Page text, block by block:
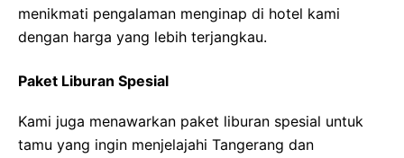
menikmati pengalaman menginap di hotel kami
dengan harga yang lebih terjangkau.
Paket Liburan Spesial
Kami juga menawarkan paket liburan spesial untuk
tamu yang ingin menjelajahi Tangerang dan